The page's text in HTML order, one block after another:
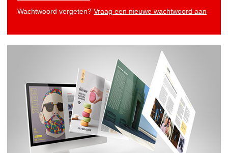
Wachtwoord vergeten? Vraag een nieuwe wachtwoord aan